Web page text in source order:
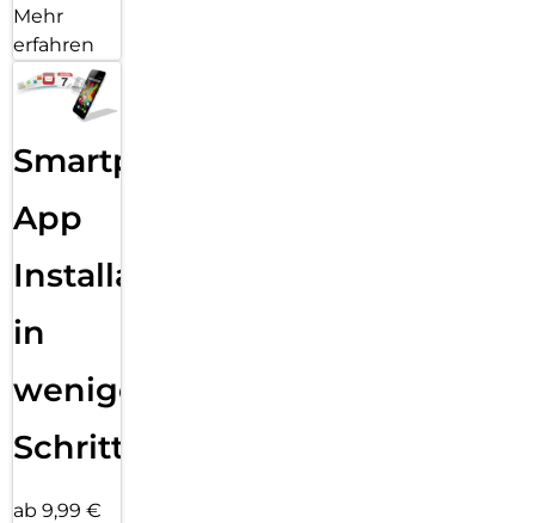
Mehr
erfahren
Smartphone
App
Installation
in
wenigen
Schritten
ab 9,99 €